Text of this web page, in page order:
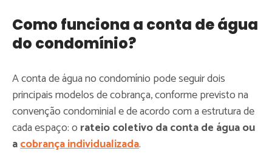
Como funciona a conta de água
do condomínio?
A conta de água no condomínio pode seguir dois
principais modelos de cobrança, conforme previsto na
convenção condominial e de acordo com a estrutura de
cada espaço: o rateio coletivo da conta de água ou
acobrança individualizada.